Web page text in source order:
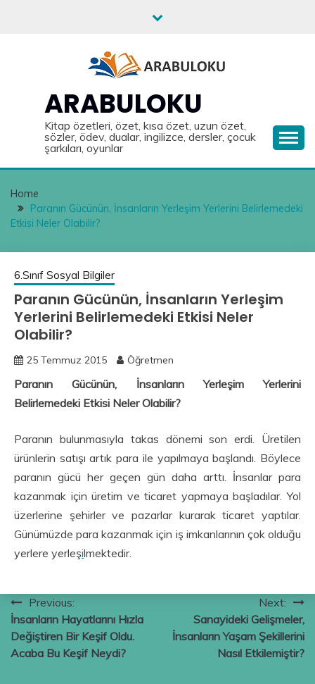
ARABULOKU
Kitap özetleri, özet, kısa özet, uzun özet,
sözler, ödev, dualar, ingilizce, dersler, çocuk
şarkıları, oyunlar
Home
Paranın Gücünün, İnsanların Yerleşim Yerlerini Belirlemedeki
Etkisi Neler Olabilir?
6.Sınıf Sosyal Bilgiler
Paranın Gücünün, İnsanların Yerleşim
Yerlerini Belirlemedeki Etkisi Neler
Olabilir?
25 Temmuz 2015 Öğretmen
Paranın Gücünün, İnsanların Yerleşim Yerlerini
Belirlemedeki Etkisi Neler Olabilir?
Paranın bulunmasıyla takas dönemi son erdi. Üretilen
ürünlerin satışı artık para ile yapılmaya başlandı. Böylece
paranın gücü her geçen gün daha arttı. İnsanlar para
kazanmak için üretim ve ticaret yapmaya başladılar. Yol
üzerlerine şehirler ve pazarlar kurarak ticaret yaptılar.
Günümüzde para kazanmak için iş imkanlarının çok olduğu
yerlere yerleşilmektedir.
Yazı
gezinmesi
Previous:
İnsanların Hayatlarını Hızla
Değiştiren Bir Keşif Oldu.
Acaba Bu Keşif Neydi?
Next:
Sanayideki Gelişmeler,
İnsanların Yaşam Şekillerini
Nasıl Etkilemiştir?